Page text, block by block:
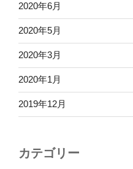
2020年6月
2020年5月
2020年3月
2020年1月
2019年12月
カテゴリー